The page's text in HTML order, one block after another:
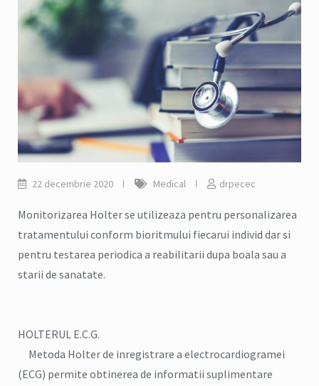
22 decembrie 2020 Medical drpecec
Monitorizarea Holter se utilizeaza pentru personalizarea
tratamentului conform bioritmului fiecarui individ dar si
pentru testarea periodica a reabilitarii dupa boala sau a
starii de sanatate.
HOLTERUL E.C.G.
Metoda Holter de inregistrare a electrocardiogramei
(ECG) permite obtinerea de informatii suplimentare